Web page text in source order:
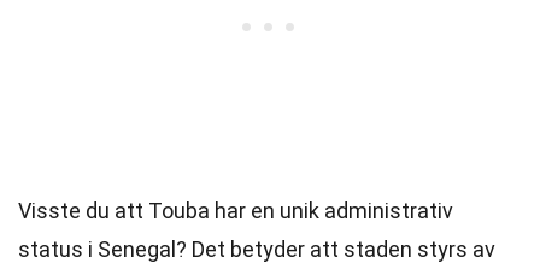
Visste du att Touba har en unik administrativ
status i Senegal? Det betyder att staden styrs av